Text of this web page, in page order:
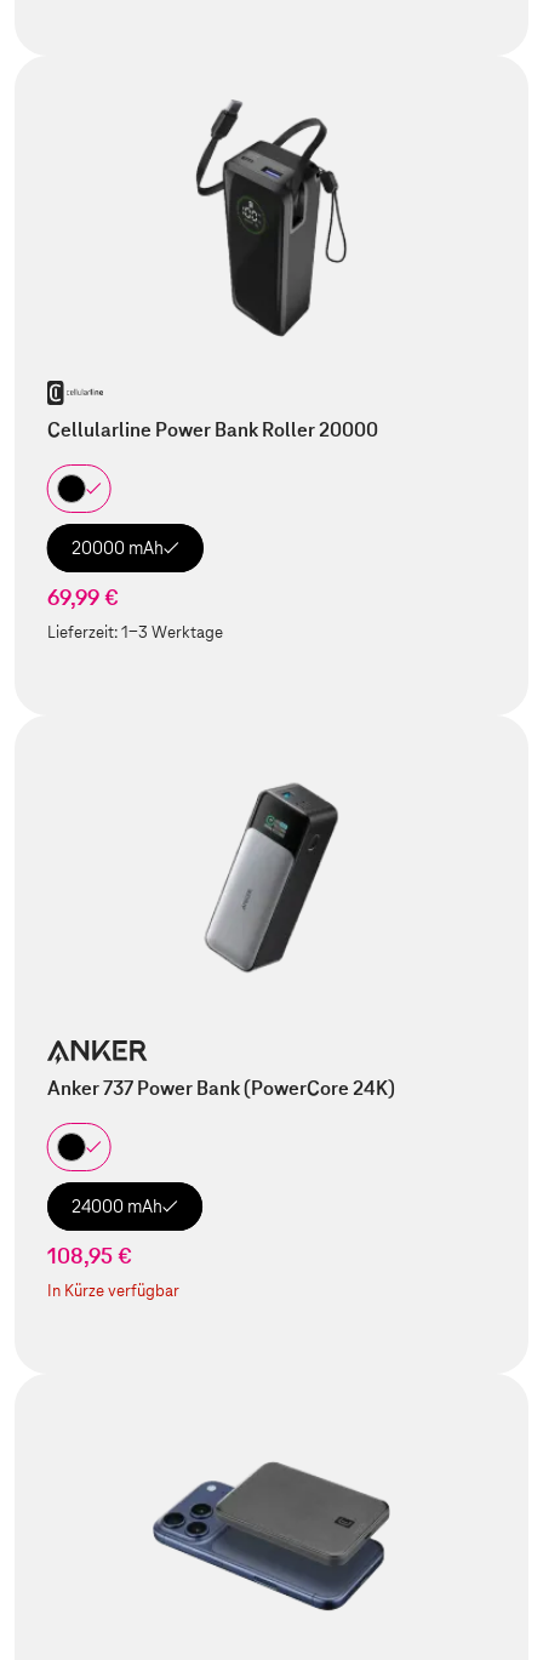
Cellularline Power Bank Roller 20000
20000 mAh
69,99 €
Lieferzeit:1-3 Werktage
Anker 737 Power Bank (PowerCore 24K)
24000 mAh
108,95 €
In Kürze verfügbar